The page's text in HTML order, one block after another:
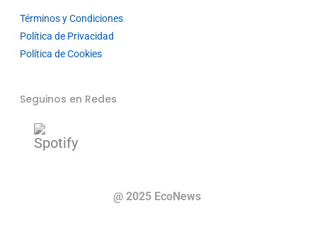
Términos y Condiciones
Política de Privacidad
Política de Cookies
Seguinos en Redes
@ 2025 EcoNews